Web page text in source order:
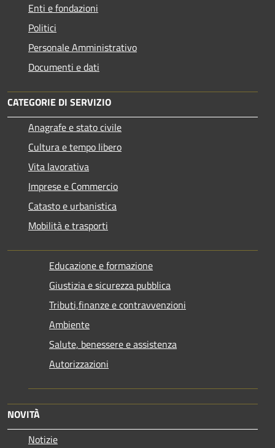
Enti e fondazioni
Politici
Personale Amministrativo
Documenti e dati
CATEGORIE DI SERVIZIO
Anagrafe e stato civile
Cultura e tempo libero
Vita lavorativa
Imprese e Commercio
Catasto e urbanistica
Mobilità e trasporti
Educazione e formazione
Giustizia e sicurezza pubblica
Tributi,finanze e contravvenzioni
Ambiente
Salute, benessere e assistenza
Autorizzazioni
NOVITÀ
Notizie